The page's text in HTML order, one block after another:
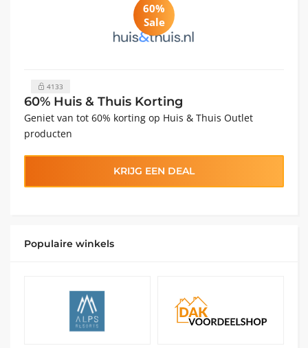
60%
Sale
4133
60% Huis & Thuis Korting
Geniet van tot 60% korting op Huis & Thuis Outlet
producten
KRIJG EEN DEAL
Populaire winkels